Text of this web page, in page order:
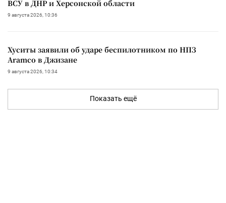
ВСУ в ДНР и Херсонской области
9 августа 2026, 10:36
Хуситы заявили об ударе беспилотником по НПЗ
Aramco в Джизане
9 августа 2026, 10:34
Показать ещё